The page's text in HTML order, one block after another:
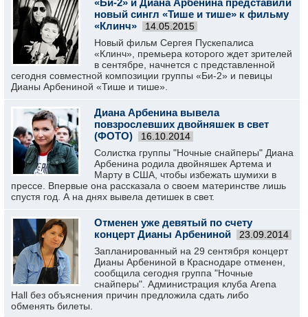
«Би-2» и Диана Арбенина представили
новый сингл «Тише и тише» к фильму
«Клинч»
14.05.2015
Новый фильм Сергея Пускепалиса
«Клинч», премьера которого ждет зрителей
в сентябре, начнется с представленной
сегодня совместной композиции группы «Би-2» и певицы
Дианы Арбениной «Тише и тише».
Диана Арбенина вывела
повзрослевших двойняшек в свет
(ФОТО)
16.10.2014
Солистка группы "Ночные снайперы" Диана
Арбенина родила двойняшек Артема и
Марту в США, чтобы избежать шумихи в
прессе. Впервые она рассказала о своем материнстве лишь
спустя год. А на днях вывела детишек в свет.
Отменен уже девятый по счету
концерт Дианы Арбениной
23.09.2014
Запланированный на 29 сентября концерт
Дианы Арбениной в Краснодаре отменен,
сообщила сегодня группа "Ночные
снайперы". Администрация клуба Arena
Hall без объяснения причин предложила сдать либо
обменять билеты.